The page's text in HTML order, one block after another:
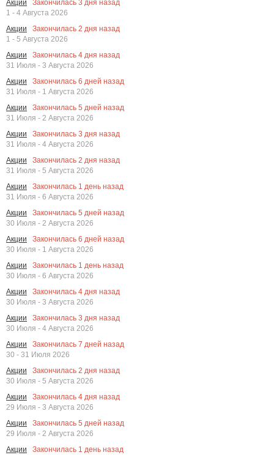
Акции Закончилась 3 дня назад
1 - 4 Августа 2026
Акции
Закончилась 2 дня назад
1 - 5 Августа 2026
Акции
Закончилась 4 дня назад
31 Июля - 3 Августа 2026
Акции
Закончилась 6 дней назад
31 Июля - 1 Августа 2026
Акции
Закончилась 5 дней назад
31 Июля - 2 Августа 2026
Акции
Закончилась 3 дня назад
31 Июля - 4 Августа 2026
Акции
Закончилась 2 дня назад
31 Июля - 5 Августа 2026
Акции
Закончилась 1 день назад
31 Июля - 6 Августа 2026
Акции
Закончилась 5 дней назад
30 Июля - 2 Августа 2026
Акции
Закончилась 6 дней назад
30 Июля - 1 Августа 2026
Акции
Закончилась 1 день назад
30 Июля - 6 Августа 2026
Акции
Закончилась 4 дня назад
30 Июля - 3 Августа 2026
Акции
Закончилась 3 дня назад
30 Июля - 4 Августа 2026
Акции
Закончилась 7 дней назад
30 - 31 Июля 2026
Акции
Закончилась 2 дня назад
30 Июля - 5 Августа 2026
Акции
Закончилась 4 дня назад
29 Июля - 3 Августа 2026
Акции
Закончилась 5 дней назад
29 Июля - 2 Августа 2026
Акции
Закончилась 1 день назад